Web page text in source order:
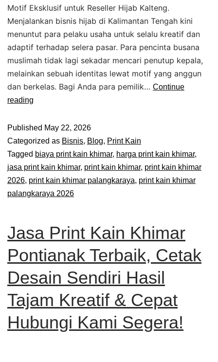
Motif Eksklusif untuk Reseller Hijab Kalteng.
Menjalankan bisnis hijab di Kalimantan Tengah kini
menuntut para pelaku usaha untuk selalu kreatif dan
adaptif terhadap selera pasar. Para pencinta busana
muslimah tidak lagi sekadar mencari penutup kepala,
melainkan sebuah identitas lewat motif yang anggun
dan berkelas. Bagi Anda para pemilik… Continue
reading
Published May 22, 2026
Categorized as Bisnis, Blog, Print Kain
Tagged biaya print kain khimar, harga print kain khimar,
jasa print kain khimar, print kain khimar, print kain khimar
2026, print kain khimar palangkaraya, print kain khimar
palangkaraya 2026
Jasa Print Kain Khimar
Pontianak Terbaik, Cetak
Desain Sendiri Hasil
Tajam Kreatif & Cepat
Hubungi Kami Segera!